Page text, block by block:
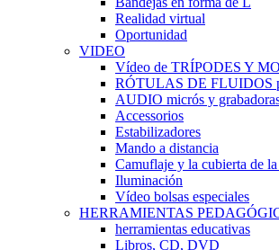
Realidad virtual
Oportunidad
VIDEO
Vídeo de TRÍPODES Y
RÓTULAS DE FLUIDOS
AUDIO micrós y
Accessorios
Estabilizadores
Mando a distancia
Camuflaje y la cubierta de
Iluminación
Vídeo bolsas especiales
HERRAMIENTAS
herramientas educativas
Libros, CD, DVD